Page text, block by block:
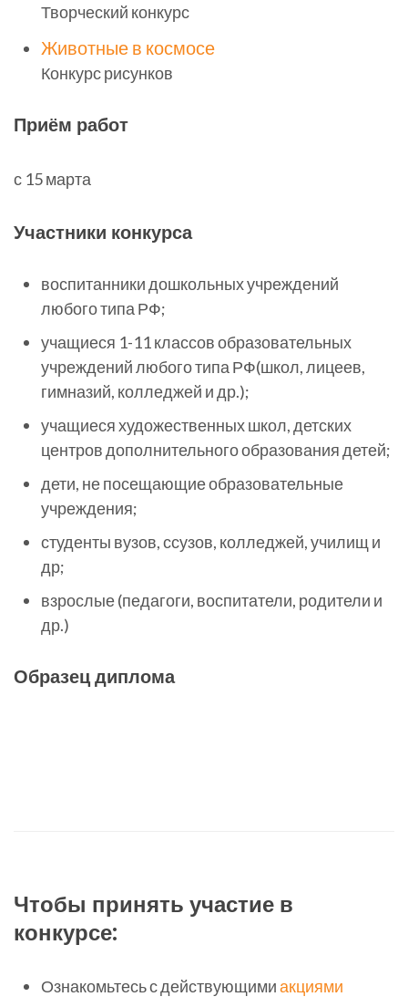
Творческий конкурс
Животные в космосе
Конкурс рисунков
Приём работ
с 15 марта
Участники конкурса
воспитанники дошкольных учреждений
любого типа РФ;
учащиеся 1-11 классов образовательных
учреждений любого типа РФ(школ, лицеев,
гимназий, колледжей и др.);
учащиеся художественных школ, детских
центров дополнительного образования детей;
дети, не посещающие образовательные
учреждения;
студенты вузов, ссузов, колледжей, училищ и
др;
взрослые (педагоги, воспитатели, родители и
др.)
Образец диплома
Чтобы принять участие в
конкурсе:
Ознакомьтесь с действующимиакциями